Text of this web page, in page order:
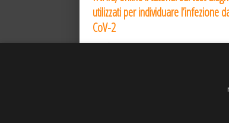
utilizzati per individuare l’infezione
CoV-2
31 Dic 2020